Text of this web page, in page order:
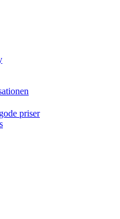
priser